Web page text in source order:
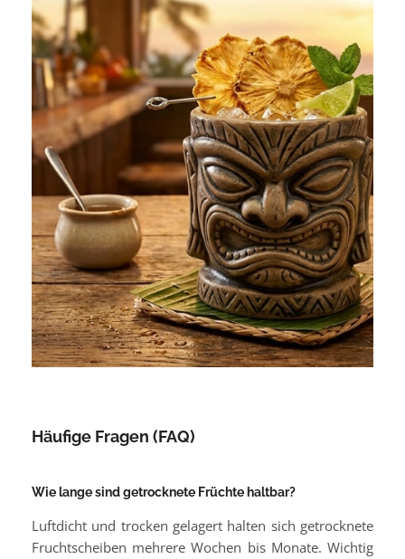
Häufige Fragen (FAQ)
Wie lange sind getrocknete Früchte haltbar?
Luftdicht und trocken gelagert halten sich getrocknete
Fruchtscheiben mehrere Wochen bis Monate. Wichtig